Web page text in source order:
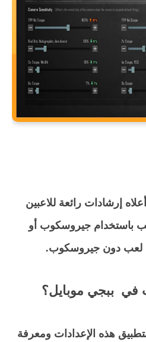
إرشادات رائعة للاعبين
باستخدام جيروسكوب أو
لعب دون جيروسكوب.
في ببجي موبايل؟
بتطبيق هذه الإعدادات ومعرفة